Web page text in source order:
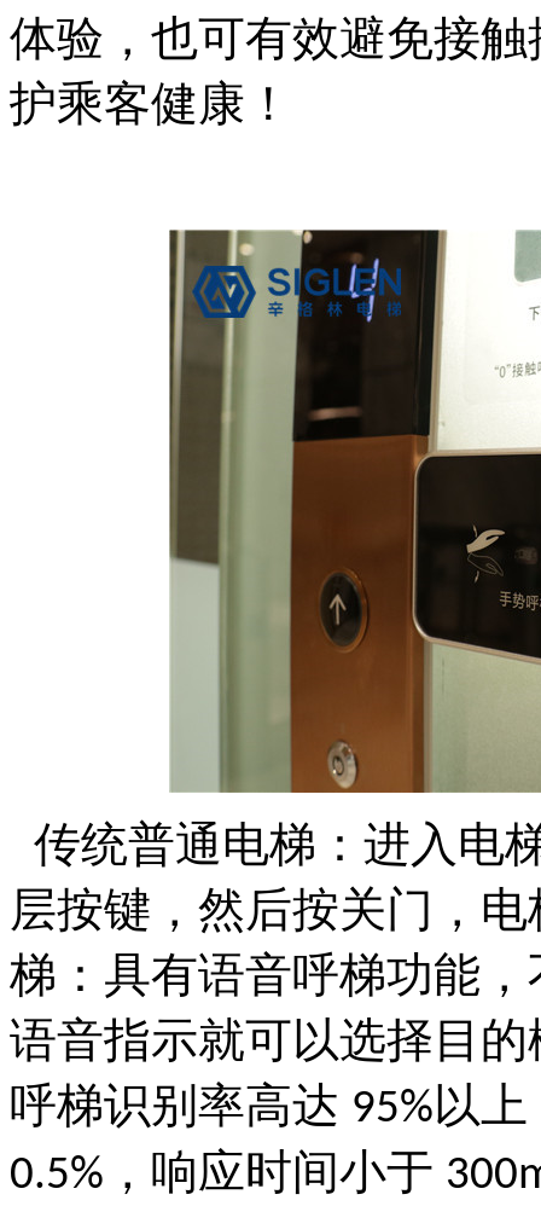
体验 ， 也可有效避免接
护乘客健康 ！
传统普通电梯：进入电
层按键，然后按关门，
梯：具有语音呼梯功能
语音指示就可以选择目
呼梯识别率高达 95%以
0.5% ，响应时间小于